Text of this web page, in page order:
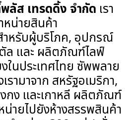
ส เทรดดิ้ง จำกัด เรา
หน่ายสินค้า
หรับผู้บริโภค, อุปกรณ์
ล และ ผลิตภัณฑ์ไลฟ์
ในประเทศไทย ซัพพลาย
รามาจาก สหรัฐอเมริกา,
กง และเกาหลี ผลิตภัณฑ์
น่ายไปยังห้างสรรพสินค้า